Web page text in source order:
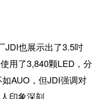
也展示出了3.5吋
用了3,840颗LED，分
AUO，但JDI强调对
印象深刻。